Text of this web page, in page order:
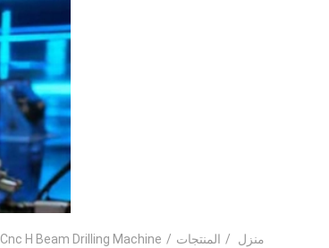
منزل / المنتجات /
Cnc H Beam Drilling Machine